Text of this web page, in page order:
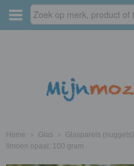
Home › Glas › Glasparels (nuggets)
limoen opaal; 100 gram